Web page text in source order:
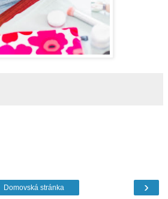
›
Domovská stránka